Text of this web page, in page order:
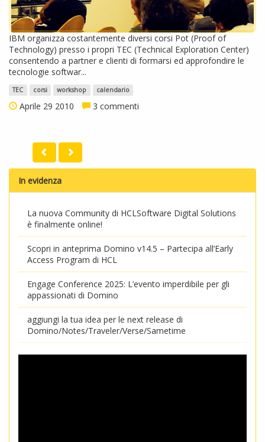
IBM organizza costantemente diversi corsi Pot (Proof of
Technology) presso i propri TEC (Technical Exploration Center)
consentendo a partner e clienti di formarsi ed approfondire le
tecnologie softwar...
TEC corsi workshop calendario
Aprile 29 2010 3 commenti
In evidenza
La nuova Community di HCLSoftware Digital Solutions
è finalmente online!
Scopri in anteprima Domino v14.5 – Partecipa all’Early
Access Program di HCL
Engage Conference 2025: L’evento imperdibile per gli
appassionati di Domino
aggiungi la tua idea per le next release di
Domino/Notes/Traveler/Verse/Sametime